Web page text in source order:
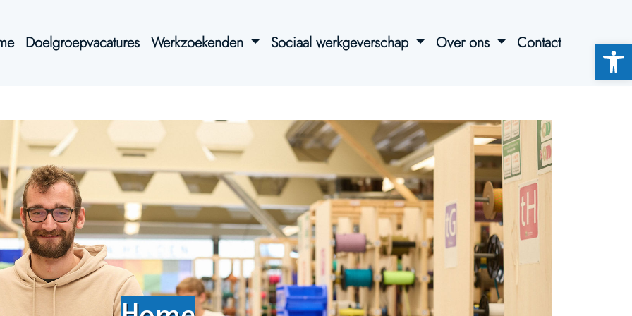
Doelgroepvacatures Werkzoekenden Sociaal werkgeverschap Over ons Contact